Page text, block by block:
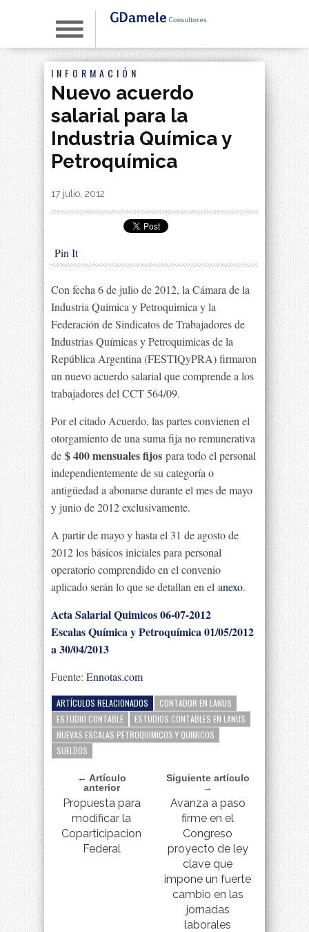
INFORMACIÓN
Nuevo acuerdo
salarial para la
Industria Química y
Petroquímica
By |
17 julio, 2012
Pin It
Con fecha 6 de julio de 2012, la Cámara de la
Industria Química y Petroquimica y la
Federación de Sindicatos de Trabajadores de
Industrias Químicas y Petroquimicas de la
República Argentina (FESTIQyPRA) firmaron
un nuevo acuerdo salarial que comprende a los
trabajadores del CCT 564/09.
Por el citado Acuerdo, las partes convienen el
otorgamiento de una suma fija no remunerativa
de $ 400 mensuales fijos para todo el personal
independientemente de su categoría o
antigüedad a abonarse durante el mes de mayo
y junio de 2012 exclusivamente.
A partir de mayo y hasta el 31 de agosto de
2012 los básicos iniciales para personal
operatorio comprendido en el convenio
aplicado serán lo que se detallan en el anexo.
Acta Salarial Quimicos 06-07-2012
Escalas Química y Petroquímica 01/05/2012
a 30/04/2013
Fuente: Ennotas.com
ARTÍCULOS RELACIONADOS
CONTADOR EN LANUS
ESTUDIO CONTABLE
ESTUDIOS CONTABLES EN LANUS
NUEVAS ESCALAS PETROQUIMICOS Y QUIMICOS
SUELDOS
← Artículo
anterior
Propuesta para
modificar la
Coparticipacion
Federal
Siguiente artículo
→
Avanza a paso
firme en el
Congreso
proyecto de ley
clave que
impone un fuerte
cambio en las
jornadas
laborales